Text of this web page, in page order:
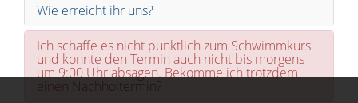
Wie erreicht ihr uns?
Ich schaffe es nicht pünktlich zum Schwimmkurs
und konnte den Termin auch nicht bis morgens
um 9:00 Uhr absagen. Bekomme ich trotzdem
einen Nachholtermin?